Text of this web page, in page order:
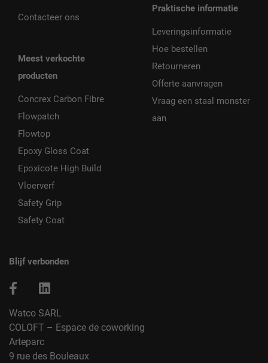
Contacteer ons
Meest verkochte
producten
Concrex Carbon Fibre
Flowpatch
Flowtop
Epoxy Gloss Coat
Epoxicote High Build
Vloerverf
Safety Grip
Safety Coat
Praktische informatie
Leveringsinformatie
Hoe bestellen
Retourneren
Offerte aanvragen
Vraag een staal monster
aan
Blijf verbonden
Watco SARL
COLOFT – Espace de coworking
Arteparc
9 rue des Bouleaux